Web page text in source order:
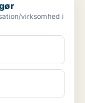
virksomhed i